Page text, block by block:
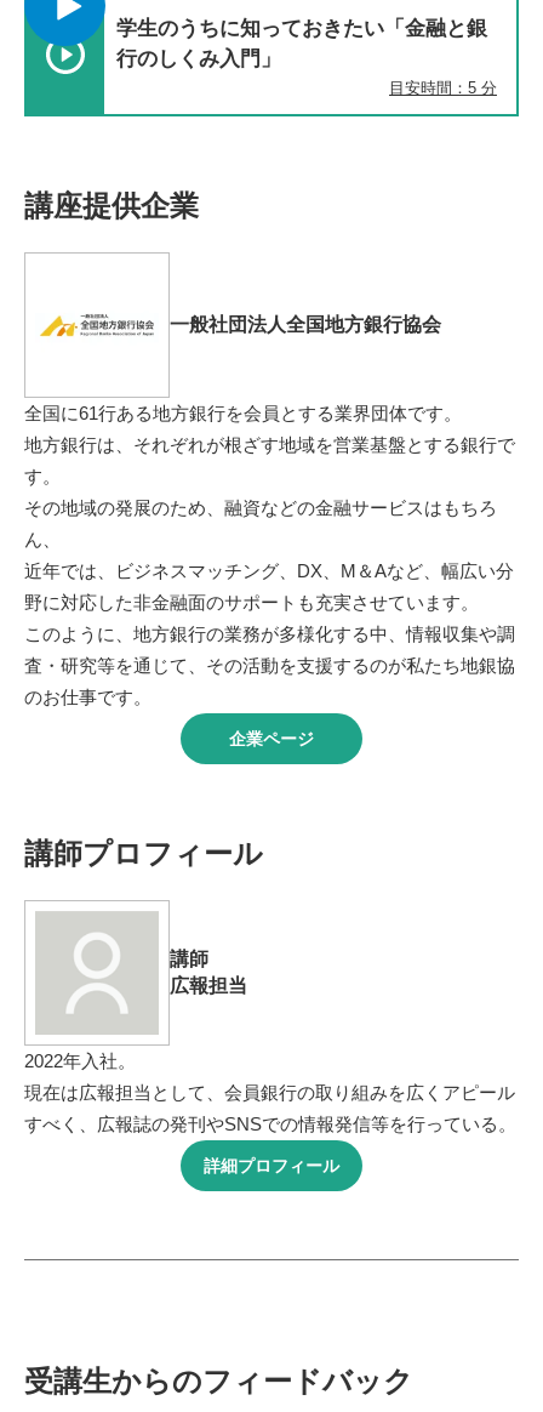
学生のうちに知っておきたい「金融と銀
行のしくみ入門」
目安時間：5 分
講座提供企業
一般社団法人全国地方銀行協会
全国に61行ある地方銀行を会員とする業界団体です。
地方銀行は、それぞれが根ざす地域を営業基盤とする銀行で
す。
その地域の発展のため、融資などの金融サービスはもちろ
ん、
近年では、ビジネスマッチング、DX、M＆Aなど、幅広い分
野に対応した非金融面のサポートも充実させています。
このように、地方銀行の業務が多様化する中、情報収集や調
査・研究等を通じて、その活動を支援するのが私たち地銀協
のお仕事です。
企業ページ
講師プロフィール
講師
広報担当
2022年入社。
現在は広報担当として、会員銀行の取り組みを広くアピール
すべく、広報誌の発刊やSNSでの情報発信等を行っている。
詳細プロフィール
受講生からのフィードバック